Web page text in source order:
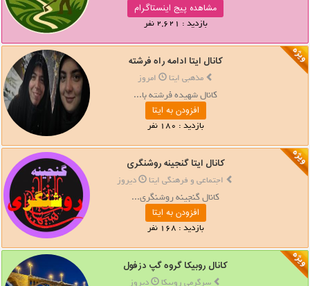
مشاهده پیج اینستاگرام
بازدید : 2,621 نفر
کانال ایتا ادامه راه فرشته
مذهبی ایتا امروز
کانال شهیده فرشته با...
افزودن به ایتا
بازدید : 180 نفر
کانال ایتا گنجینه روشنگری
اجتماعی و فرهنگی ایتا دیروز
کانال گنجینه روشنگری...
افزودن به ایتا
بازدید : 168 نفر
کانال روبیکا گروه گپ دزفول
سرگرمی روبیکا دیروز